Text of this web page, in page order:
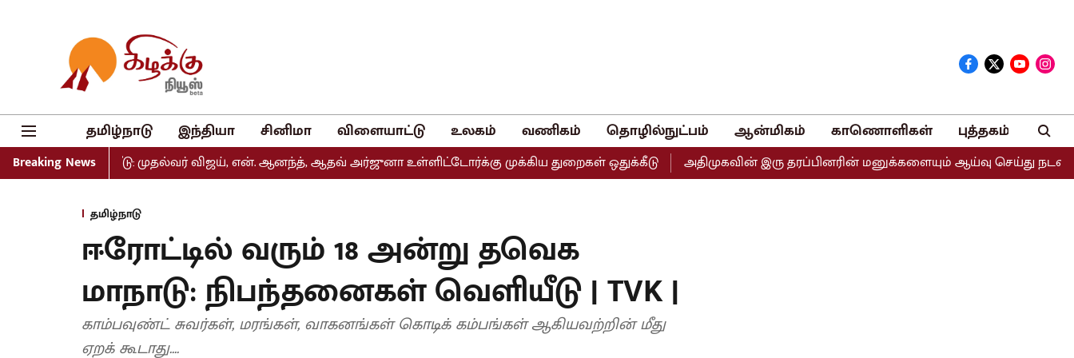
தமிழ்நாடு இந்தியா சினிமா விளையாட்டு உலகம் வணிகம் தொழில்நுட்பம் ஆன்மிகம் காணொளிகள் புத்தகம்
Breaking News
வெளியீடு: முதல்வர் விஜய், என். ஆனந்த், ஆதவ் அர்ஜுனா உள்ளிட்டோர்க்கு முக்கிய துறைகள் ஒதுக்கீடு அதிமுகவின் இரு தரப்பினரின் மனுக்களையும் ஆய்வு செய்து நடவடிக்கை
தமிழ்நாடு
ஈரோட்டில் வரும் 18 அன்று தவெக
மாநாடு: நிபந்தனைகள் வெளியீடு | TVK |
காம்பவுண்ட் சுவர்கள், மரங்கள், வாகனங்கள் கொடிக் கம்பங்கள் ஆகியவற்றின் மீது
ஏறக் கூடாது....